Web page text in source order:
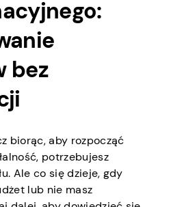
bez
biorąc, aby rozpocząć
potrzebujesz
Ale co się dzieje, gdy
lub nie masz